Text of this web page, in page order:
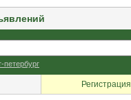
петербург
Регистрация